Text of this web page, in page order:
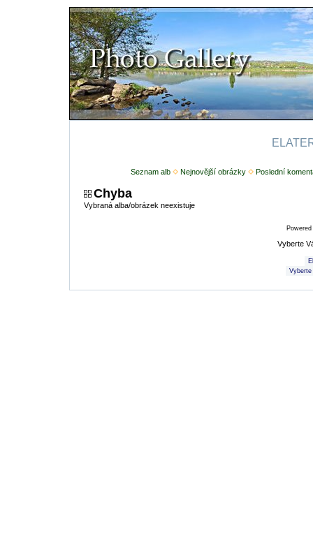
Seznam alb Nejnovější obrázky Poslední
Chyba
Vybraná alba/obrázek neexistuje
Vyberte